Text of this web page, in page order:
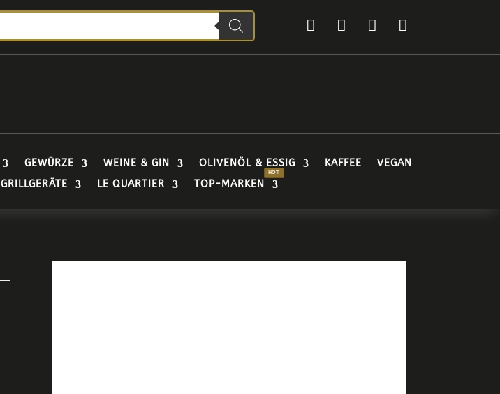
   
GEWÜRZE WEINE & GIN OLIVENÖL & ESSIG KAFFEE
VEGAN
GRILLGERÄTE LE QUARTIER TOP-MARKEN